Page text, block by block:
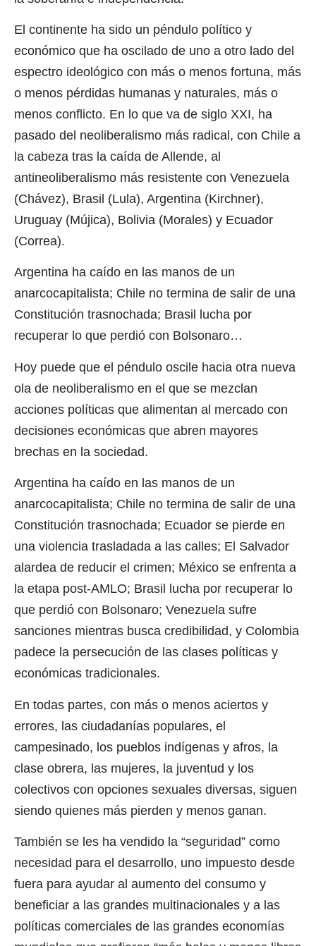
El continente ha sido un péndulo político y
económico que ha oscilado de uno a otro lado del
espectro ideológico con más o menos fortuna, más
o menos pérdidas humanas y naturales, más o
menos conflicto. En lo que va de siglo XXI, ha
pasado del neoliberalismo más radical, con Chile a
la cabeza tras la caída de Allende, al
antineoliberalismo más resistente con Venezuela
(Chávez), Brasil (Lula), Argentina (Kirchner),
Uruguay (Mújica), Bolivia (Morales) y Ecuador
(Correa).
Argentina ha caído en las manos de un
anarcocapitalista; Chile no termina de salir de una
Constitución trasnochada; Brasil lucha por
recuperar lo que perdió con Bolsonaro…
Hoy puede que el péndulo oscile hacia otra nueva
ola de neoliberalismo en el que se mezclan
acciones políticas que alimentan al mercado con
decisiones económicas que abren mayores
brechas en la sociedad.
Argentina ha caído en las manos de un
anarcocapitalista; Chile no termina de salir de una
Constitución trasnochada; Ecuador se pierde en
una violencia trasladada a las calles; El Salvador
alardea de reducir el crimen; México se enfrenta a
la etapa post-AMLO; Brasil lucha por recuperar lo
que perdió con Bolsonaro; Venezuela sufre
sanciones mientras busca credibilidad, y Colombia
padece la persecución de las clases políticas y
económicas tradicionales.
En todas partes, con más o menos aciertos y
errores, las ciudadanías populares, el
campesinado, los pueblos indígenas y afros, la
clase obrera, las mujeres, la juventud y los
colectivos con opciones sexuales diversas, siguen
siendo quienes más pierden y menos ganan.
También se les ha vendido la “seguridad” como
necesidad para el desarrollo, uno impuesto desde
fuera para ayudar al aumento del consumo y
beneficiar a las grandes multinacionales y a las
políticas comerciales de las grandes economías